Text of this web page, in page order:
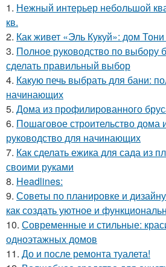
1. Нежный интерьер небольшой
кв.
2. Как живет «Эль Кукуй»: дом
3. Полное руководство по выбору
сделать правильный выбор
4. Какую печь выбрать для бани:
начинающих
5. Дома из профилированного
6. Пошаговое строительство дома
руководство для начинающих
7. Как сделать ежика для сада из
своими руками
8. Headlines:
9. Советы по планировке и
как создать уютное и
10. Современные и стильные:
одноэтажных домов
11. До и после ремонта туалета!